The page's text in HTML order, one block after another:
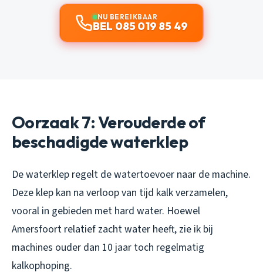
NU BEREIKBAAR
BEL 085 019 85 49
Oorzaak 7: Verouderde of
beschadigde waterklep
De waterklep regelt de watertoevoer naar de machine.
Deze klep kan na verloop van tijd kalk verzamelen,
vooral in gebieden met hard water. Hoewel
Amersfoort relatief zacht water heeft, zie ik bij
machines ouder dan 10 jaar toch regelmatig
kalkophoping.